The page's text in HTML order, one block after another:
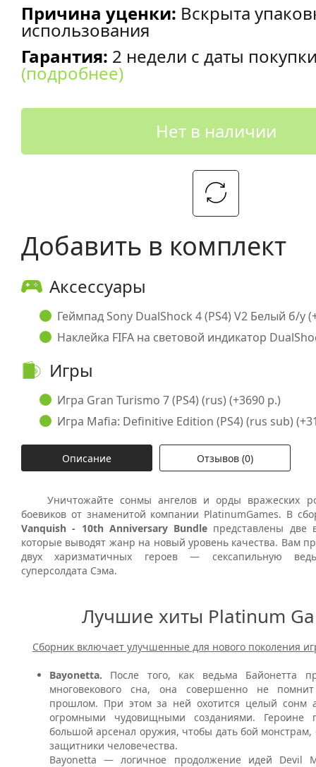
Причина уценки: Вскрыта
использования
Гарантия: 2 недели с даты
(подробнее)
Нет в наличии
Добавить в комплект
Аксессуары
Геймпад Sony DualShock 4 (PS4) V2 Белый б/у
Наклейка FIFA на световой индикатор
Игры
Игра Gran Turismo 7 (PS4) (rus) (+3690 р.)
Игра Mafia: Definitive Edition (PS4) (rus sub)
Описание Отзывов (0)
Уничтожайте сонмы ангелов и орды вражеских
боевиков от знаменитой компании PlatinumGames. В
Vanquish - 10th Anniversary Bundle представлены
которые выводят жанр на новый уровень качества. Вам
двух харизматичных героев — сексапильную
суперсолдата Сэма.
Лучшие хиты Platinum
Сборник включает улучшенные для нового поколения
Bayonetta. После того, как ведьма Байонетта
многовекового сна, она совершенно не
прошлом. При этом за ней охотится целый сонм
огромными чудовищными созданиями. Героине
большой арсенал оружия, чтобы дать бой
защитники человечества.
Bayonetta — логичное продолжение идей Devil